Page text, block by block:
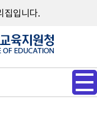
집입니다.